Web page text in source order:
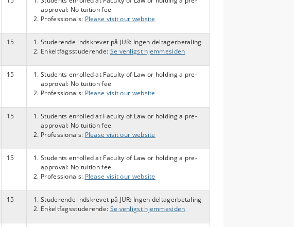
approval: No tuition fee
Professionals: Please visit our website
15
Studerende indskrevet på JUR: Ingen deltagerbetaling
Enkeltfagsstuderende: Se venligst hjemmesiden
15
Students enrolled at Faculty of Law or holding a pre-
approval: No tuition fee
Professionals: Please visit our website
15
Students enrolled at Faculty of Law or holding a pre-
approval: No tuition fee
Professionals: Please visit our website
15
Students enrolled at Faculty of Law or holding a pre-
approval: No tuition fee
Professionals: Please visit our website
15
Studerende indskrevet på JUR: Ingen deltagerbetaling
Enkeltfagsstuderende: Se venligst hjemmesiden